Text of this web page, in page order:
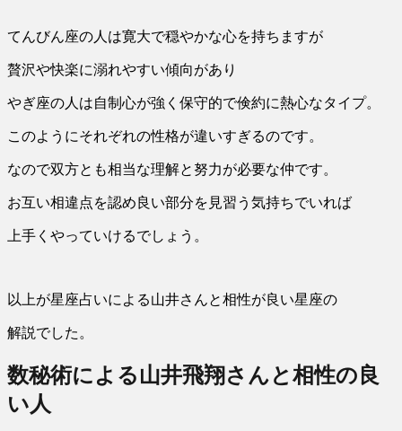
てんびん座の人は寛大で穏やかな心を持ちますが
贅沢や快楽に溺れやすい傾向があり
やぎ座の人は自制心が強く保守的で倹約に熱心なタイプ。
このようにそれぞれの性格が違いすぎるのです。
なので双方とも相当な理解と努力が必要な仲です。
お互い相違点を認め良い部分を見習う気持ちでいれば
上手くやっていけるでしょう。
以上が星座占いによる山井さんと相性が良い星座の
解説でした。
数秘術による山井飛翔さんと相性の良
い人